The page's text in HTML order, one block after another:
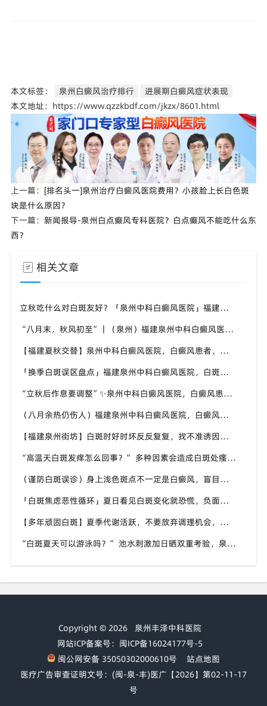
本文标签： 泉州白癜风治疗排行
进展期白癜风症状表现
本文地址：https://www.qzzkbdf.com/jkzx/8601.html
上一篇： [排名头一]泉州治疗白癜风医院费用？小孩脸上长白色斑
块是什么原因？
下一篇： 新闻报导-泉州白点癫风专科医院？白点癫风不能吃什么东
西？
相关文章
立秋吃什么对白斑友好？「泉州中科白癜风医院」福建白癜风患者饮食不要盲目忌口
“八月末，秋风初至”｜（泉州）福建泉州中科白癜风医院，聊聊白癜风换季防护关键点
【福建夏秋交替】泉州中科白癜风医院，白癜风患者，入秋之后洗澡习惯也要多注意
「换季白斑误区盘点」福建泉州中科白癜风医院，白斑消长多变，科学对待才是正道
“立秋后作息要调整”✨泉州中科白癜风医院，白癜风患者，不良作息会影响皮肤状态
（八月余热仍伤人）福建泉州中科白癜风医院，白癜风外出，依旧要做好硬防晒措施
【福建泉州街坊】白斑时好时坏反反复复，找不准诱因，泉州中科白癜风医院帮梳理夏季白斑波动各类诱因
“高温天白斑发痒怎么回事？” 多种因素会造成白斑处瘙痒，泉州中科白癜风医院讲解白斑发痒的处理方式
（谨防白斑误诊）身上浅色斑点不一定是白癜风，盲目用药危害皮肤，泉州中科白癜风医院建议先明确白斑类型
「白斑焦虑恶性循环」夏日看见白斑变化就恐慌，负面情绪反加重病情，泉州中科白癜风医院呼吁放平心态应对
【多年顽固白斑】夏季代谢活跃，不要放弃调理机会，泉州中科白癜风医院建议结合自身情况定制改善思路
“白斑夏天可以游泳吗？” 池水刺激加日晒双重考验，泉州中科白癜风医院告知白癜风人群游泳防护要点
Copyright © 2026 泉州丰泽中科医院
网站ICP备案号：闽ICP备16024177号-5
闽公网安备 35050302000610号
站点地图
医疗广告审查证明文号：(闽-泉-丰)医广【2026】第02-11-17
号